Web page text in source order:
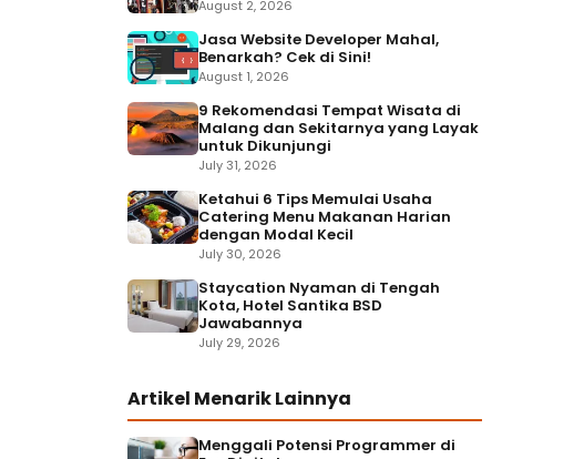
August 2, 2026
Jasa Website Developer Mahal,
Benarkah? Cek di Sini!
August 1, 2026
9 Rekomendasi Tempat Wisata di
Malang dan Sekitarnya yang Layak
untuk Dikunjungi
July 31, 2026
Ketahui 6 Tips Memulai Usaha
Catering Menu Makanan Harian
dengan Modal Kecil
July 30, 2026
Staycation Nyaman di Tengah
Kota, Hotel Santika BSD
Jawabannya
July 29, 2026
Artikel Menarik Lainnya
Menggali Potensi Programmer di